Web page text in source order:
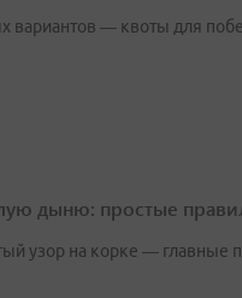
вариантов — квоты для
дыню: простые
узор на корке — главные